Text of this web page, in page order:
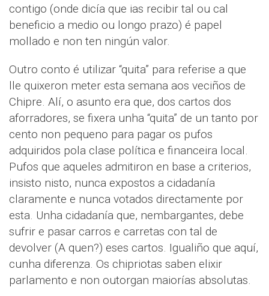
contigo (onde dicía que ias recibir tal ou cal
beneficio a medio ou longo prazo) é papel
mollado e non ten ningún valor.
Outro conto é utilizar “quita” para referise a que
lle quixeron meter esta semana aos veciños de
Chipre. Alí, o asunto era que, dos cartos dos
aforradores, se fixera unha “quita” de un tanto por
cento non pequeno para pagar os pufos
adquiridos pola clase política e financeira local.
Pufos que aqueles admitiron en base a criterios,
insisto nisto, nunca expostos a cidadanía
claramente e nunca votados directamente por
esta. Unha cidadanía que, nembargantes, debe
sufrir e pasar carros e carretas con tal de
devolver (A quen?) eses cartos. Igualiño que aquí,
cunha diferenza. Os chipriotas saben elixir
parlamento e non outorgan maiorías absolutas.